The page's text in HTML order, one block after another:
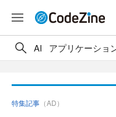
AI アプリケーショ
特集記事 （AD）